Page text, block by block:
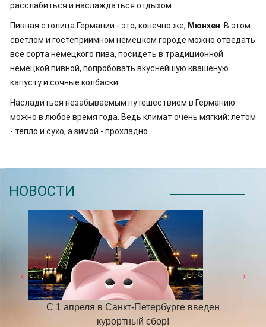
расслабиться и наслаждаться отдыхом.
Пивная столица Германии - это, конечно же, Мюнхен . В этом
светлом и гостеприимном немецком городе можно отведать
все сорта немецкого пива, посидеть в традиционной
немецкой пивной, попробовать вкуснейшую квашеную
капусту и сочные колбаски.
Насладиться незабываемым путешествием в Германию
можно в любое время года. Ведь климат очень мягкий: летом
- тепло и сухо, а зимой - прохладно.
НОВОСТИ
С 1 апреля в Санкт-Петербурге введен
курортный сбор!